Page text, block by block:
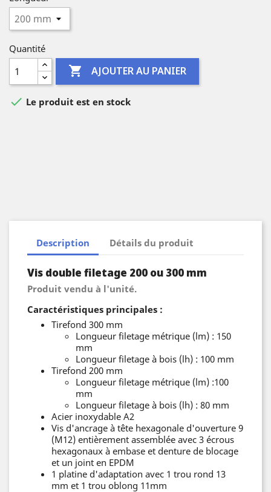
Quantité
 AJOUTER AU PANIER
 Le produit est en stock
Description Détails du produit
Vis double filetage 200 ou 300 mm
Produit vendu à l'unité.
Caractéristiques principales :
Tirefond 300 mm
Longueur filetage métrique (lm) : 150
mm
Longueur filetage à bois (lh) : 100 mm
Tirefond 200 mm
Longueur filetage métrique (lm) :100
mm
Longueur filetage à bois (lh) : 80 mm
Acier inoxydable A2
Vis d'ancrage à tête hexagonale d'ouverture 9
(M12) entièrement assemblée avec 3 écrous
hexagonaux à embase et denture de blocage
et un joint en EPDM
1 platine d'adaptation avec 1 trou rond 13
mm et 1 trou oblong 11mm